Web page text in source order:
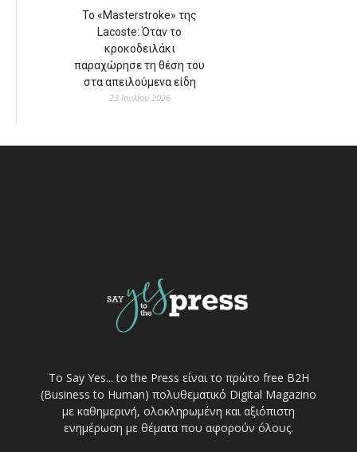
Το «Masterstroke» της
Lacoste: Όταν το
κροκοδειλάκι
παραχώρησε τη θέση του
στα απειλούμενα είδη
23 Ιουλίου 2026
Το Say Yes... to the Press είναι το πρώτο free Β2Η
(Business to Human) πολυθεματικό Digital Magazino
με καθημερινή, ολοκληρωμένη και αξιόπιστη
ενημέρωση με θέματα που αφορούν όλους.